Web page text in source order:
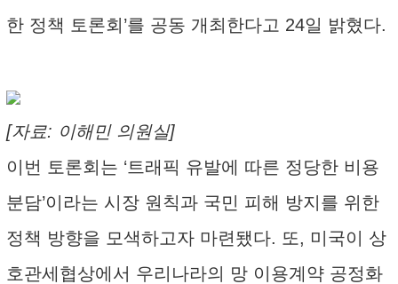
한 정책 토론회’를 공동 개최한다고 24일 밝혔다.
[자료: 이해민 의원실]
이번 토론회는 ‘트래픽 유발에 따른 정당한 비용
분담’이라는 시장 원칙과 국민 피해 방지를 위한
정책 방향을 모색하고자 마련됐다. 또, 미국이 상
호관세협상에서 우리나라의 망 이용계약 공정화